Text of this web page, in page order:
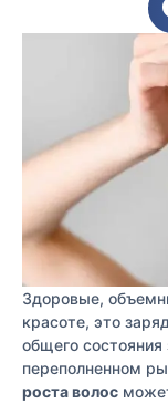
Здоровые,
красоте, это
общего
переполненном
роста волос